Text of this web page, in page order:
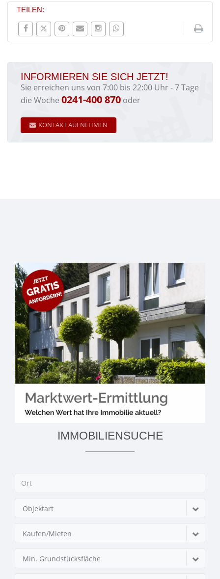
TEILEN:
INFORMIEREN SIE SICH JETZT!
Sie erreichen uns von 7:00 bis 22:00 Uhr - 7 Tage
die Woche 0241-400 870 oder
KONTAKT AUFNEHMEN
IMMOBILIENSUCHE
Objektart
Kaufen/Mieten
Min. Grundstücksfläche